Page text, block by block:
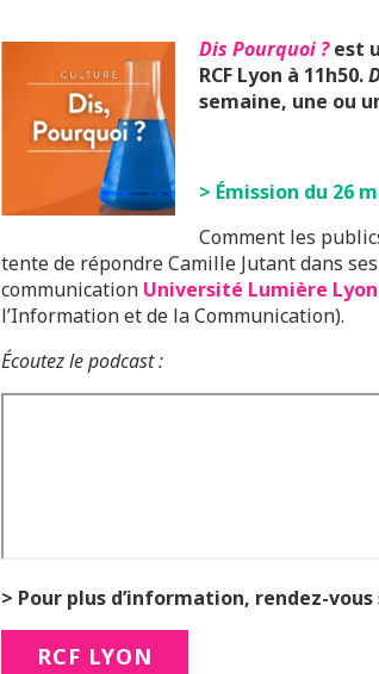
Dis Pourquoi ?est
RCF Lyon à 11h50.
semaine, une ou
> Émission du 26
Comment les
tente de répondre Camille Jutant dans
communication Université Lumière
l’Information et de la Communication).
Écoutez le podcast :
> Pour plus d’information, rendez-
RCF LYON